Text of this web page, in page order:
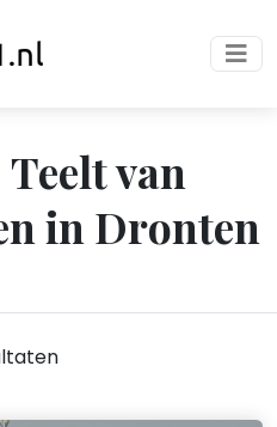
van
in Dronten